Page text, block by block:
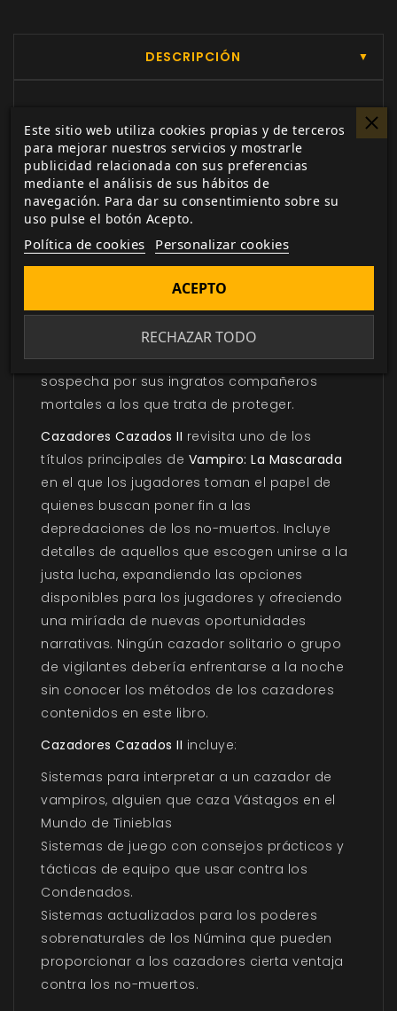
DESCRIPCIÓN ▼
La mayoría de los mortales se alejan de las
sombras que los depredan pasando
desesperados por sus vidas a causa de los
Condenados y los males que estos infligen al
mundo. Pero un preciado puñado de aquellos
lleva a cabo una guerra personal para arrojar
luz en las tinieblas y debilitarlas, como
desamparadas velas brillando en la noche.
La senda del cazador es solitaria y está llena
de peligros, al tiempo cercada por los
monstruos a los que caza y vista con
sospecha por sus ingratos compañeros
mortales a los que trata de proteger.
Cazadores Cazados II revisita uno de los
títulos principales de Vampiro: La Mascarada
en el que los jugadores toman el papel de
quienes buscan poner fin a las
depredaciones de los no-muertos. Incluye
detalles de aquellos que escogen unirse a la
justa lucha, expandiendo las opciones
disponibles para los jugadores y ofreciendo
una miríada de nuevas oportunidades
narrativas. Ningún cazador solitario o grupo
de vigilantes debería enfrentarse a la noche
sin conocer los métodos de los cazadores
contenidos en este libro.
Cazadores Cazados II incluye:
Sistemas para interpretar a un cazador de
vampiros, alguien que caza Vástagos en el
Mundo de Tinieblas
Sistemas de juego con consejos prácticos y
tácticas de equipo que usar contra los
Condenados.
Sistemas actualizados para los poderes
sobrenaturales de los Númina que pueden
proporcionar a los cazadores cierta ventaja
contra los no-muertos.
Este sitio web utiliza cookies propias y de terceros
para mejorar nuestros servicios y mostrarle
publicidad relacionada con sus preferencias
mediante el análisis de sus hábitos de
navegación. Para dar su consentimiento sobre su
uso pulse el botón Acepto.
Política de cookies Personalizar cookies
RECHAZAR TODO
ACEPTO